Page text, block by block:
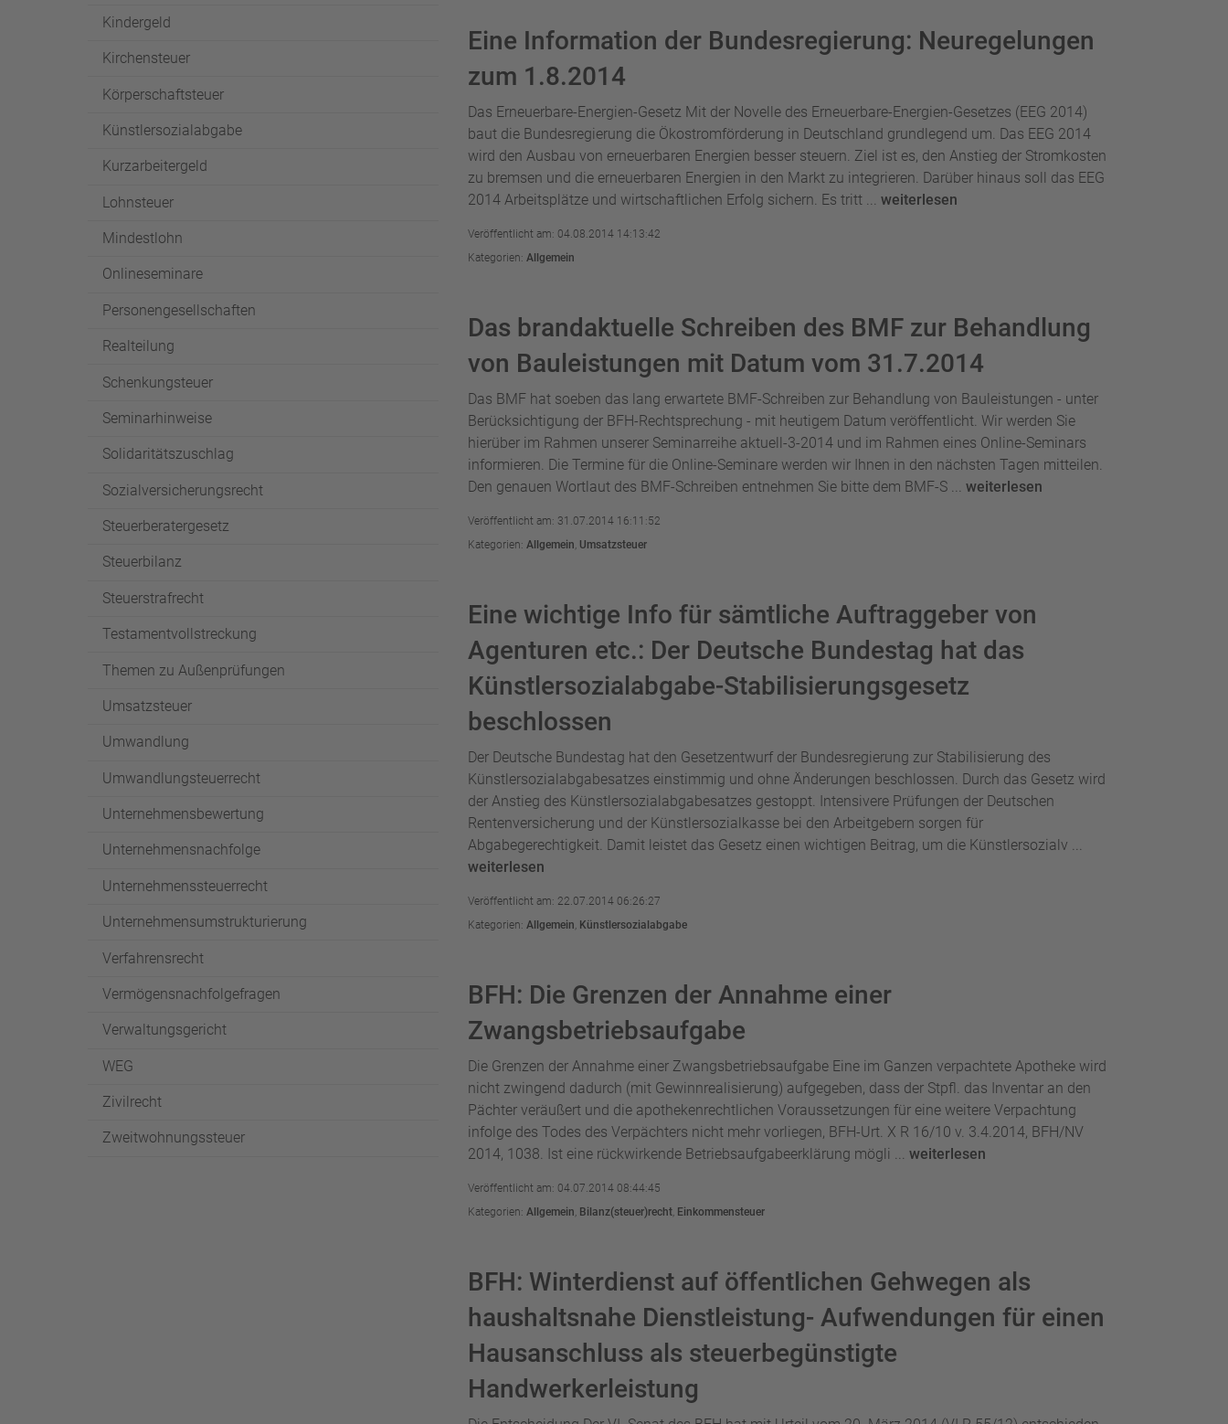
Kindergeld
Kirchensteuer
Körperschaftsteuer
Künstlersozialabgabe
Kurzarbeitergeld
Lohnsteuer
Mindestlohn
Onlineseminare
Personengesellschaften
Realteilung
Schenkungsteuer
Seminarhinweise
Solidaritätszuschlag
Sozialversicherungsrecht
Steuerberatergesetz
Steuerbilanz
Steuerstrafrecht
Testamentvollstreckung
Themen zu Außenprüfungen
Umsatzsteuer
Umwandlung
Umwandlungsteuerrecht
Unternehmensbewertung
Unternehmensnachfolge
Unternehmenssteuerrecht
Unternehmensumstrukturierung
Verfahrensrecht
Vermögensnachfolgefragen
Verwaltungsgericht
WEG
Zivilrecht
Zweitwohnungssteuer
Eine Information der Bundesregierung: Neuregelungen
zum 1.8.2014
Das Erneuerbare-Energien-Gesetz Mit der Novelle des Erneuerbare-Energien-Gesetzes (EEG 2014)
baut die Bundesregierung die Ökostromförderung in Deutschland grundlegend um. Das EEG 2014
wird den Ausbau von erneuerbaren Energien besser steuern. Ziel ist es, den Anstieg der Stromkosten
zu bremsen und die erneuerbaren Energien in den Markt zu integrieren. Darüber hinaus soll das EEG
2014 Arbeitsplätze und wirtschaftlichen Erfolg sichern. Es tritt ... weiterlesen
Veröffentlicht am: 04.08.2014 14:13:42
Kategorien: Allgemein
Das brandaktuelle Schreiben des BMF zur Behandlung
von Bauleistungen mit Datum vom 31.7.2014
Das BMF hat soeben das lang erwartete BMF-Schreiben zur Behandlung von Bauleistungen - unter
Berücksichtigung der BFH-Rechtsprechung - mit heutigem Datum veröffentlicht. Wir werden Sie
hierüber im Rahmen unserer Seminarreihe aktuell-3-2014 und im Rahmen eines Online-Seminars
informieren. Die Termine für die Online-Seminare werden wir Ihnen in den nächsten Tagen mitteilen.
Den genauen Wortlaut des BMF-Schreiben entnehmen Sie bitte dem BMF-S ... weiterlesen
Veröffentlicht am: 31.07.2014 16:11:52
Kategorien: Allgemein, Umsatzsteuer
Eine wichtige Info für sämtliche Auftraggeber von
Agenturen etc.: Der Deutsche Bundestag hat das
Künstler­sozialabgabe-Stabilisierungs­gesetz
beschlossen
Der Deutsche Bundestag hat den Gesetzentwurf der Bundesregierung zur Stabilisierung des
Künstlersozialabgabesatzes einstimmig und ohne Änderungen beschlossen. Durch das Gesetz wird
der Anstieg des Künstlersozialabgabesatzes gestoppt. Intensivere Prüfungen der Deutschen
Rentenversicherung und der Künstlersozialkasse bei den Arbeitgebern sorgen für
Abgabegerechtigkeit. Damit leistet das Gesetz einen wichtigen Beitrag, um die Künstlersozialv ...
weiterlesen
Veröffentlicht am: 22.07.2014 06:26:27
Kategorien: Allgemein, Künstlersozialabgabe
BFH: Die Grenzen der Annahme einer
Zwangsbetriebsaufgabe
Die Grenzen der Annahme einer Zwangsbetriebsaufgabe Eine im Ganzen verpachtete Apotheke wird
nicht zwingend dadurch (mit Gewinnrealisierung) aufgegeben, dass der Stpfl. das Inventar an den
Pächter veräußert und die apothekenrechtlichen Voraussetzungen für eine weitere Verpachtung
infolge des Todes des Verpächters nicht mehr vorliegen, BFH-Urt. X R 16/10 v. 3.4.2014, BFH/NV
2014, 1038. Ist eine rückwirkende Betriebsaufgabeerklärung mögli ... weiterlesen
Veröffentlicht am: 04.07.2014 08:44:45
Kategorien: Allgemein, Bilanz(steuer)recht, Einkommensteuer
BFH: Winterdienst auf öffentlichen Gehwegen als
haushaltsnahe Dienstleistung- Aufwendungen für einen
Hausanschluss als steuerbegünstigte
Handwerkerleistung